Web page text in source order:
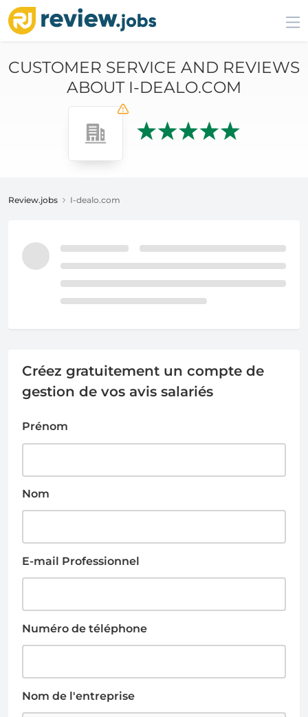
CUSTOMER SERVICE AND REVIEWS
ABOUT I-DEALO.COM
Review.jobs I-dealo.com
Créez gratuitement un compte de
gestion de vos avis salariés
Prénom
Nom
E-mail Professionnel
Numéro de téléphone
Nom de l'entreprise